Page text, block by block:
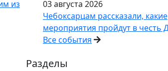
из
03 августа 2026
Чебоксарцам рассказали, какие
мероприятия пройдут в честь
Все события
Разделы